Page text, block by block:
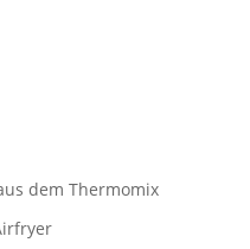
dem Thermomix